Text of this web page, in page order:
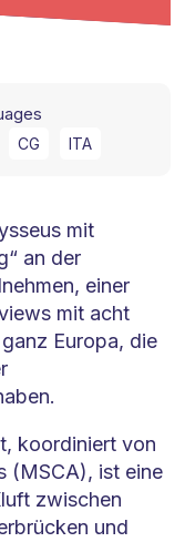
CG ITA
mit
an der
einer
mit acht
Europa, die
koordiniert von
(MSCA), ist eine
zwischen
und